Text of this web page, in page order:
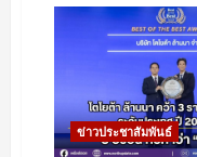
ใหญ่
ที่สุด
ใน
ภูมิภาค
เอเชีย
ตะวัน
ออก
เฉียง
ใต้
เสน่ห์
ล้าน
นา
ชม
โบราณ
สถาน
700
ปี
ยาม
ราตรี
ข่าวประชาสัมพันธ์